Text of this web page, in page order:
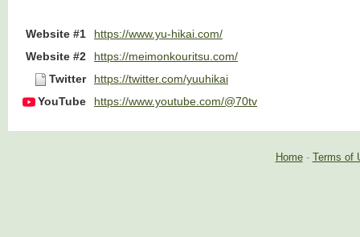
Website #1
https://www.yu-hikai.com/
Website #2
https://meimonkouritsu.com/
Twitter
https://twitter.com/yuuhikai
YouTube
https://www.youtube.com/@70tv
Home- Terms of